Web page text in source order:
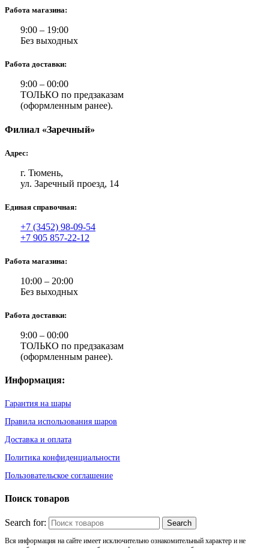
Работа магазина:
9:00 – 19:00
Без выходных
Работа доставки:
9:00 – 00:00
ТОЛЬКО по предзаказам
(оформленным ранее).
Филиал «Заречный»
Адрес:
г. Тюмень,
ул. Заречный проезд, 14
Единая справочная:
+7 (3452) 98-09-54
+7 905 857-22-12
Работа магазина:
10:00 – 20:00
Без выходных
Работа доставки:
9:00 – 00:00
ТОЛЬКО по предзаказам
(оформленным ранее).
Информация:
Гарантия на шары
Правила использования шаров
Доставка и оплата
Политика конфиденциальности
Пользовательское соглашение
Поиск товаров
Search for:
Вся информация на сайте имеет исключительно ознакомительный характер и не